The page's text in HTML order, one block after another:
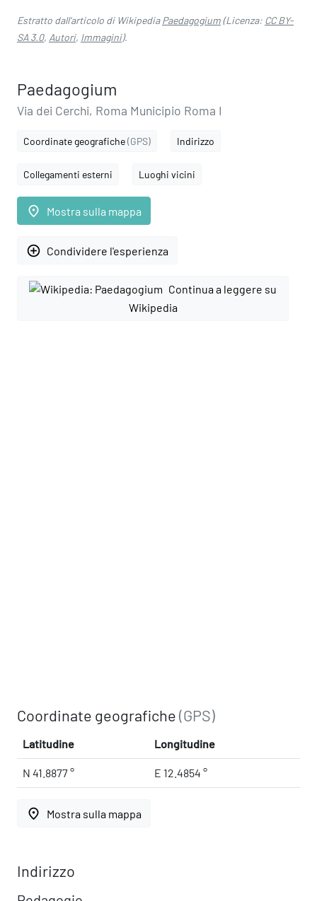
Estratto dall'articolo di WikipediaPaedagogium(Licenza: CC BY-
SA 3.0, Autori, Immagini).
Paedagogium
Via dei Cerchi, Roma Municipio Roma I
Coordinate geografiche(GPS) Indirizzo
Collegamenti esterni Luoghi vicini
place Mostra sulla mappa
add_circle_outline Condividere l'esperienza
Continua a leggere su
Wikipedia
Coordinate geografiche(GPS)
Latitudine Longitudine
N 41.8877 ° E 12.4854 °
place Mostra sulla mappa
Indirizzo